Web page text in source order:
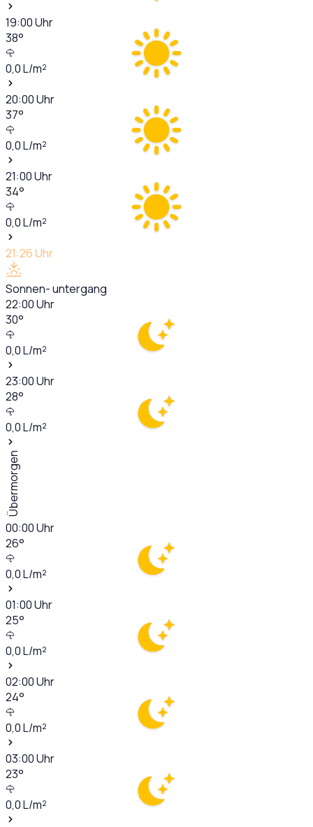
19:00Uhr
38°
0,0L/m²
20:00Uhr
37°
0,0L/m²
21:00Uhr
34°
0,0L/m²
21:26Uhr
Sonnen- untergang
22:00Uhr
30°
0,0L/m²
23:00Uhr
28°
0,0L/m²
Übermorgen
00:00Uhr
26°
0,0L/m²
01:00Uhr
25°
0,0L/m²
02:00Uhr
24°
0,0L/m²
03:00Uhr
23°
0,0L/m²